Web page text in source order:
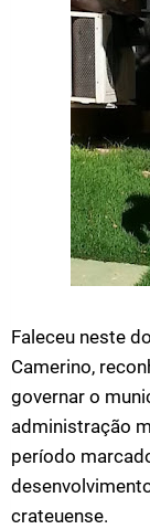
Faleceu neste
Camerino,
governar o
administração
período
crateuense.